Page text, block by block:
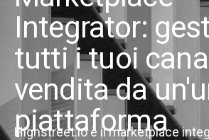
Integrator:
tutti i tuoi
vendita da
piattaforma
Highstreet.io è il marketplace